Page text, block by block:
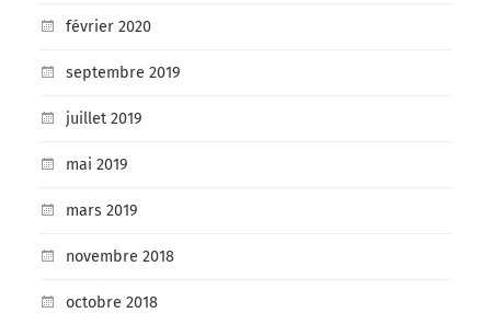
février 2020
septembre 2019
juillet 2019
mai 2019
mars 2019
novembre 2018
octobre 2018